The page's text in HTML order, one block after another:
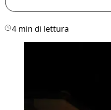
4 min di lettura